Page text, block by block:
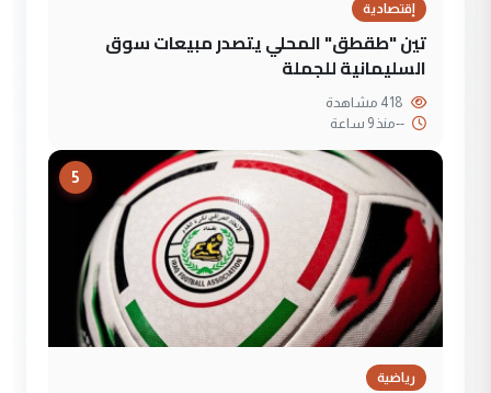
إقتصادية
تين "طقطق" المحلي يتصدر مبيعات سوق
السليمانية للجملة
--منذ 9 ساعة
5
رياضية